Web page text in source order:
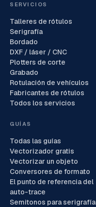
SERVICIOS
Talleres de rótulos
Serigrafía
Bordado
DXF / láser / CNC
Plotters de corte
Grabado
Rotulación de vehículos
Fabricantes de rótulos
Todos los servicios
GUÍAS
Todas las guías
Vectorizador gratis
Vectorizar un objeto
Conversores de formato
El punto de referencia del
auto-trace
Semitonos para serigrafía